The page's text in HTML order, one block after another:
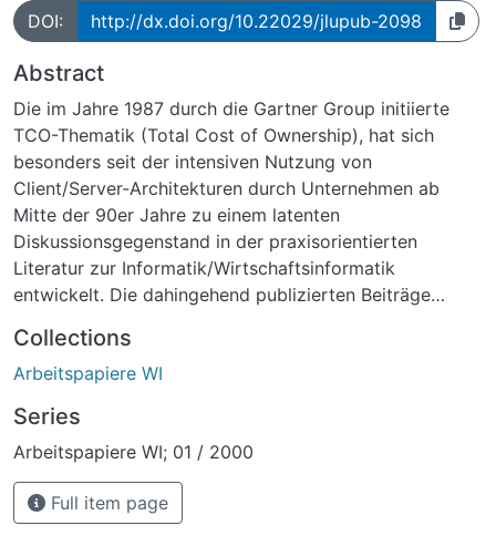
DOI: http://dx.doi.org/10.22029/jlupub-2098
Abstract
Die im Jahre 1987 durch die Gartner Group initiierte
TCO-Thematik (Total Cost of Ownership), hat sich
besonders seit der intensiven Nutzung von
Client/Server-Architekturen durch Unternehmen ab
Mitte der 90er Jahre zu einem latenten
Diskussionsgegenstand in der praxisorientierten
Literatur zur Informatik/Wirtschaftsinformatik
entwickelt. Die dahingehend publizierten Beiträge
oftmals eingeschränkten Grad an Fundierung auf.
Entsprechend kann ein Fehlen von Schriften konstatiert
Behandlung der TCO-Thematik verfügen. Das
vorliegende Arbeitspapier hat das Ziel, zur Schließung
dieser Lücke beizutragen, indem aus der
gegenwärtigen Perspektive ein Profil der TCO-
Collections
Arbeitspapiere WI
Series
Arbeitspapiere WI; 01 / 2000
Full item page